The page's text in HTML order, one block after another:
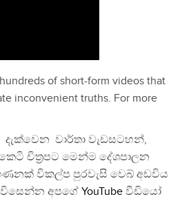
of short-form videos that
inconvenient truths. For more
වාර්තා වැඩසටහන්,
චිත්‍රපට මෙන්ම දේශපාලන
ගණනක් විකල්ප පුරවැසි වෙබ් අඩවිය
අපගේ YouTube වීඩියෝ